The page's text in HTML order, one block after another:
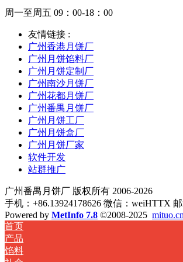
周一至周五 09：00-18：00
友情链接 :
广州香港月饼厂
广州月饼馅料厂
广州月饼定制厂
广州南沙月饼厂
广州花都月饼厂
广州番禺月饼厂
广州月饼工厂
广州月饼盒厂
广州月饼厂家
软件开发
站群推广
广州番禺月饼厂 版权所有 2006-2026
手机：+86.13924178626 微信：weiHTTX 邮
Powered by MetInfo 7.8 ©2008-2025
首页
产品
馅料